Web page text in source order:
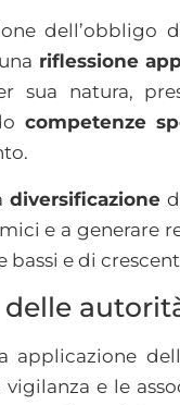
una riflessione
sua natura,
competenze
diversificazione
e a generare
bassi e di
applicazione
e le